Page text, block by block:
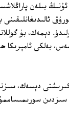
بىلەن
دېمەك، بۇ
بەلكى ئامېرىكا
دېسەك،
سىزدىن